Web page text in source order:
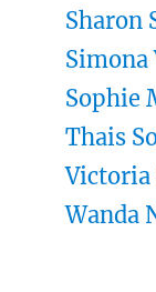
Sharon
Simona
Sophie
Thais
Victoria
Wanda